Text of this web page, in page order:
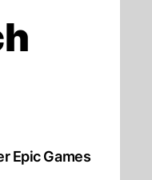
Epic Games